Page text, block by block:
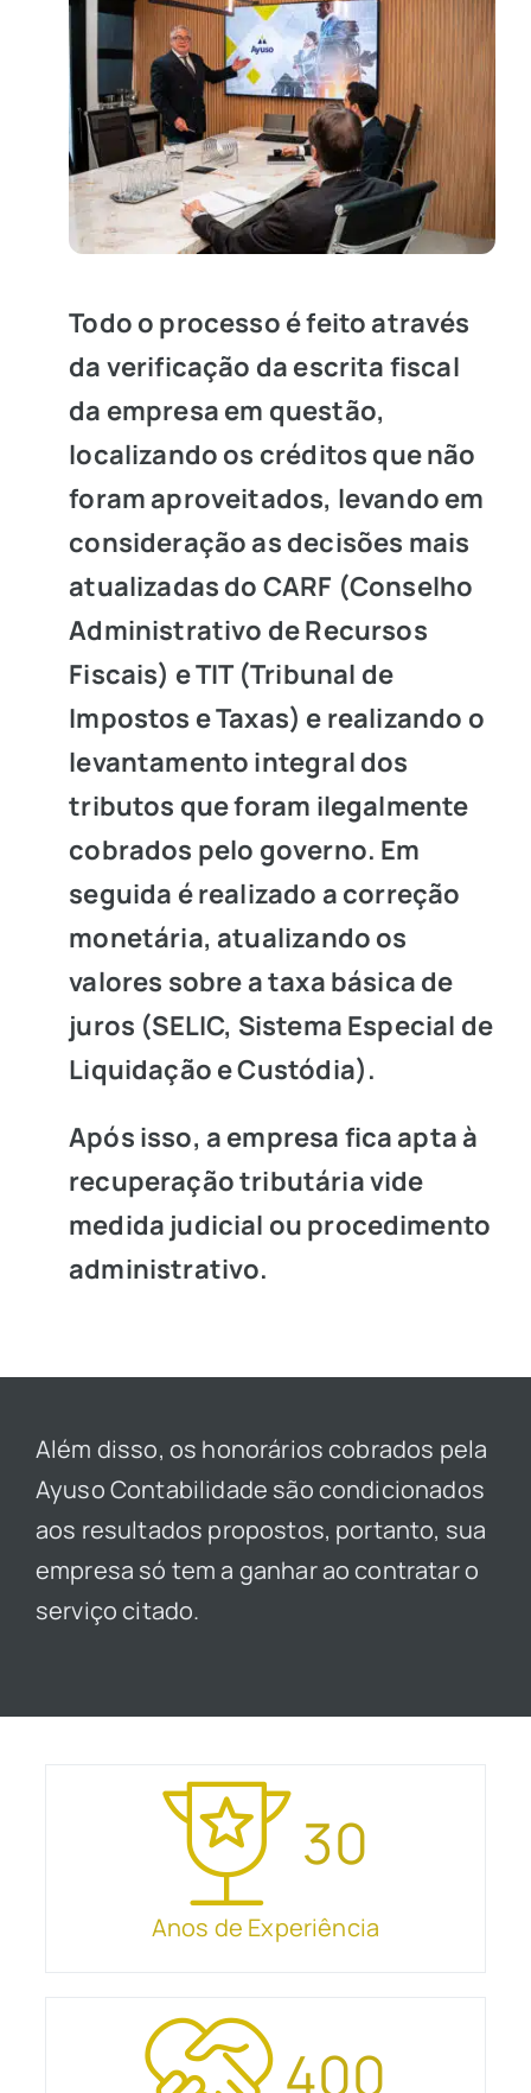
Todo o processo é feito através
da verificação da escrita fiscal
da empresa em questão,
localizando os créditos que não
foram aproveitados, levando em
consideração as decisões mais
atualizadas do CARF (Conselho
Administrativo de Recursos
Fiscais) e TIT (Tribunal de
Impostos e Taxas) e realizando o
levantamento integral dos
tributos que foram ilegalmente
cobrados pelo governo. Em
seguida é realizado a correção
monetária, atualizando os
valores sobre a taxa básica de
juros (SELIC, Sistema Especial de
Liquidação e Custódia).
Após isso, a empresa fica apta à
recuperação tributária vide
medida judicial ou procedimento
administrativo.
Além disso, os honorários cobrados pela
Ayuso Contabilidade são condicionados
aos resultados propostos, portanto, sua
empresa só tem a ganhar ao contratar o
serviço citado.
30
Anos de Experiência
400